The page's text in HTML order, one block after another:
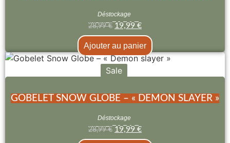
Déstockage
28,99€ 19,99 €
Ajouter au panier
Sale
GOBELET SNOW GLOBE – « DEMON SLAYER »
Déstockage
28,99€ 19,99 €